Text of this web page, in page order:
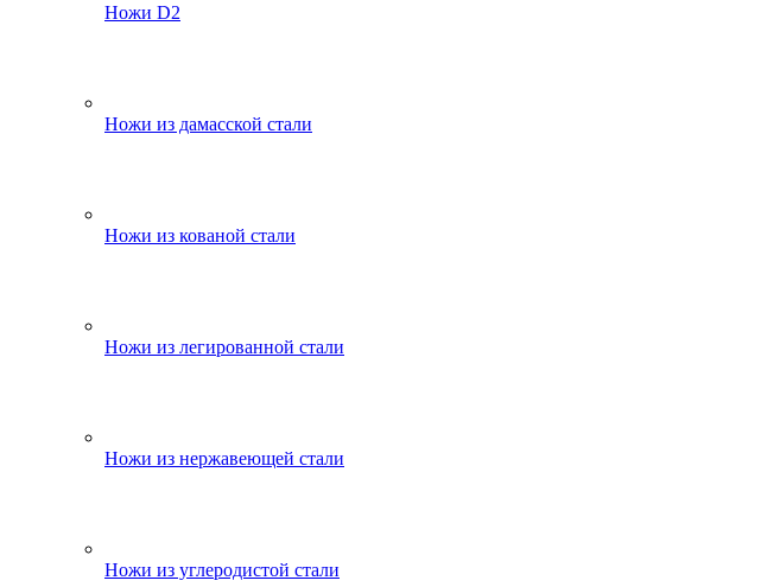
Ножи D2
Ножи из дамасской стали
Ножи из кованой стали
Ножи из легированной стали
Ножи из нержавеющей стали
Ножи из углеродистой стали